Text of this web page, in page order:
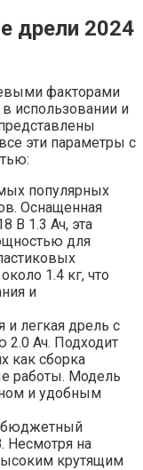
дрели 2024
факторами
использовании и
эти параметры с
популярных
Оснащенная
В 1.3 Ач, эта
для
1.4 кг, что
и
и легкая дрель с
2.0 Ач. Подходит
как сборка
работы. Модель
и удобным
бюджетный
Несмотря на
крутящим